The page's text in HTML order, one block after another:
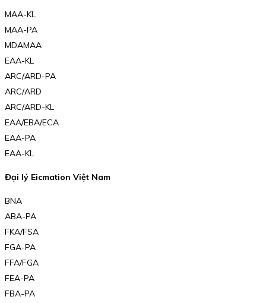
MAA-KL
MAA-PA
MDAMAA
EAA-KL
ARC/ARD-PA
ARC/ARD
ARC/ARD-KL
EAA/EBA/ECA
EAA-PA
EAA-KL
Đại lý Eicmation Việt Nam
BNA
ABA-PA
FKA/FSA
FGA-PA
FFA/FGA
FEA-PA
FBA-PA